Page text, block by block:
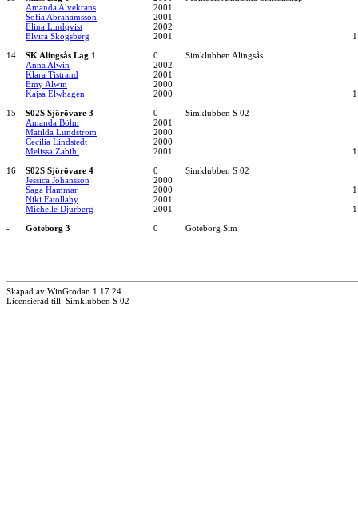
Amanda Alvekrans
2001
Sofia Abrahamsson
2001
Elina Lindqvist
2002
Elvira Skogsberg
2001
14
SK Alingsås Lag 1 0
Simklubben Alingsås
Anna Alwin
2002
Klara Tistrand
2001
Emy Alwin
2000
Kajsa Elwhagen
2000
15
S02S Sjörövare 3 0
Simklubben S 02
Amanda Böhn
2001
Matilda Lundström
2000
Cecilia Lindstedt
2000
Melissa Zabihi
2001
16
S02S Sjörövare 4 0
Simklubben S 02
Jessica Johansson
2000
Saga Hammar
2000
Niki Fatollahy
2001
Michelle Djurberg
2001
-
Göteborg 3 0 Göteborg Sim
Skapad av WinGrodan 1.17.24
Licensierad till: Simklubben S 02